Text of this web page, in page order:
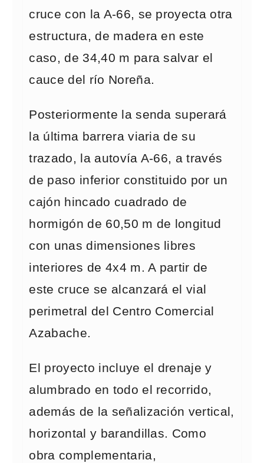
cruce con la A-66, se proyecta otra
estructura, de madera en este
caso, de 34,40 m para salvar el
cauce del río Noreña.
Posteriormente la senda superará
la última barrera viaria de su
trazado, la autovía A-66, a través
de paso inferior constituido por un
cajón hincado cuadrado de
hormigón de 60,50 m de longitud
con unas dimensiones libres
interiores de 4x4 m. A partir de
este cruce se alcanzará el vial
perimetral del Centro Comercial
Azabache.
El proyecto incluye el drenaje y
alumbrado en todo el recorrido,
además de la señalización vertical,
horizontal y barandillas. Como
obra complementaria,